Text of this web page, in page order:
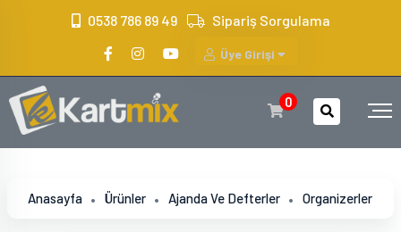
0538 786 89 49 Sipariş Sorgulama
Üye Girişi
0
Anasayfa Ürünler Ajanda Ve Defterler Organizerler